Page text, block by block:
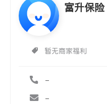
富升保险
暂无商家福利
-
-